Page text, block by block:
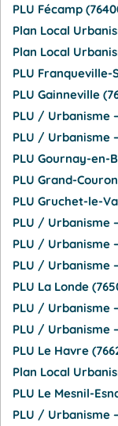
PLU Fécamp
Plan Local
Plan Local
PLU
PLU Gainneville
PLU / Urbanisme
PLU / Urbanisme
PLU Gournay-en-
PLU Grand-
PLU Gruchet-le-
PLU / Urbanisme
PLU / Urbanisme
PLU / Urbanisme
PLU La Londe
PLU / Urbanisme
PLU / Urbanisme
PLU Le Havre
Plan Local
PLU Le Mesnil-
PLU / Urbanisme